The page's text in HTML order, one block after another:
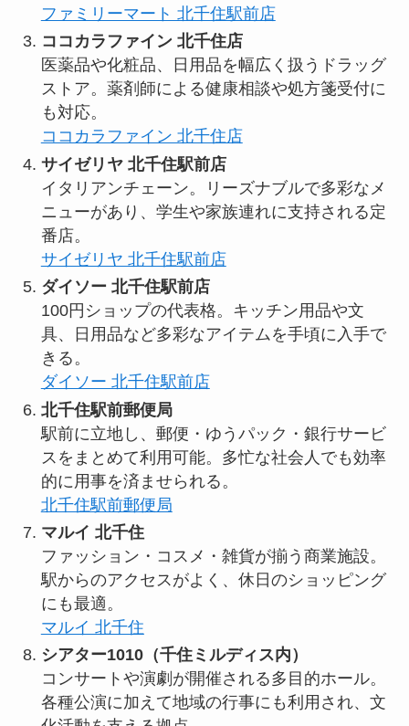
ファミリーマート 北千住駅前店
ココカラファイン 北千住店
医薬品や化粧品、日用品を幅広く扱うドラッグ
ストア。薬剤師による健康相談や処方箋受付に
も対応。
ココカラファイン 北千住店
サイゼリヤ 北千住駅前店
イタリアンチェーン。リーズナブルで多彩なメ
ニューがあり、学生や家族連れに支持される定
番店。
サイゼリヤ 北千住駅前店
ダイソー 北千住駅前店
100円ショップの代表格。キッチン用品や文
具、日用品など多彩なアイテムを手頃に入手で
きる。
ダイソー 北千住駅前店
北千住駅前郵便局
駅前に立地し、郵便・ゆうパック・銀行サービ
スをまとめて利用可能。多忙な社会人でも効率
的に用事を済ませられる。
北千住駅前郵便局
マルイ 北千住
ファッション・コスメ・雑貨が揃う商業施設。
駅からのアクセスがよく、休日のショッピング
にも最適。
マルイ 北千住
シアター1010（千住ミルディス内）
コンサートや演劇が開催される多目的ホール。
各種公演に加えて地域の行事にも利用され、文